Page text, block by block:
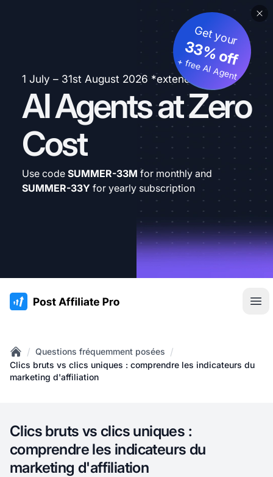
1 July – 31st August 2026 *extended
AI Agents at Zero
Cost
Get your
33% off
+ free AI Agent
Use code SUMMER-33M for monthly and
SUMMER-33Y for yearly subscription
:site.title
Home
/ Questions fréquemment posées /
Clics bruts vs clics uniques : comprendre les indicateurs du
marketing d'affiliation
Clics bruts vs clics uniques :
comprendre les indicateurs du
marketing d'affiliation